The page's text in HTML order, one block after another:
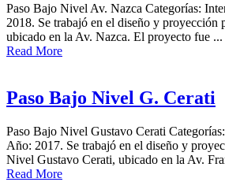
Paso Bajo Nivel Av. Nazca Categorías:
2018. Se trabajó en el diseño y proyección
ubicado en la Av. Nazca. El proyecto fue ...
Read More
Paso Bajo Nivel G. Cerati
Paso Bajo Nivel Gustavo Cerati
Año: 2017. Se trabajó en el diseño y
Nivel Gustavo Cerati, ubicado en la Av.
Read More